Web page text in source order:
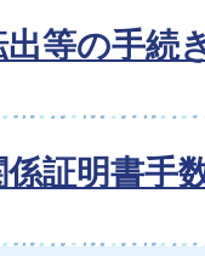
等の手続
証明書手